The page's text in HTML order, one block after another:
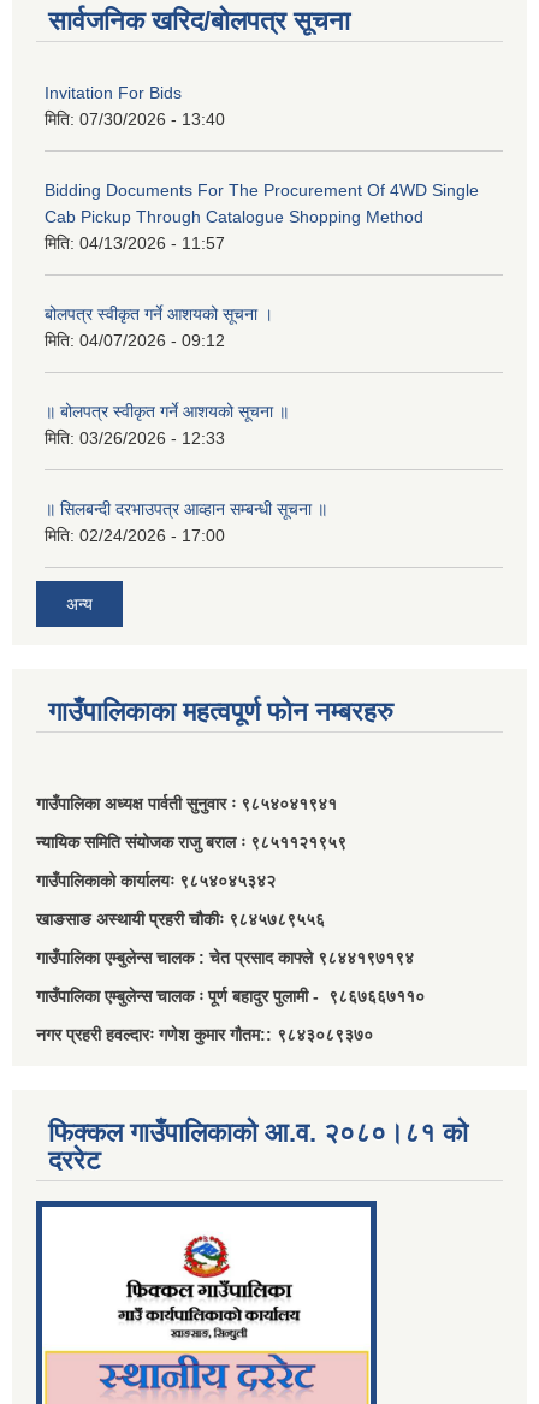
सार्वजनिक खरिद/बोलपत्र सूचना
Invitation For Bids
मिति: 07/30/2026 - 13:40
Bidding Documents For The Procurement Of 4WD Single
Cab Pickup Through Catalogue Shopping Method
मिति: 04/13/2026 - 11:57
बोलपत्र स्वीकृत गर्ने आशयको सूचना ।
मिति: 04/07/2026 - 09:12
॥ बोलपत्र स्वीकृत गर्ने आशयको सूचना ॥
मिति: 03/26/2026 - 12:33
॥ सिलबन्दी दरभाउपत्र आव्हान सम्बन्धी सूचना ॥
मिति: 02/24/2026 - 17:00
अन्य
गाउँपालिकाका महत्वपूर्ण फोन नम्बरहरु
गाउँपालिका अध्यक्ष पार्वती सुनुवार ः ९८५४०४१९४१
न्यायिक समिति संयोजक राजु बराल ः ९८५११२१९५९
गाउँपालिकाको कार्यालयः ९८५४०४५३४२
खाङसाङ अस्थायी प्रहरी चौकीः ९८४५७८९५५६
गाउँपालिका एम्बुलेन्स चालक : चेत प्रसाद काफ्ले ९८४४१९७१९४
गाउँपालिका एम्बुलेन्स चालक ः पूर्ण बहादुर पुलामी - ९८६७६६७११०
नगर प्रहरी हवल्दारः गणेश कुमार गौतम:: ९८४३०८९३७०
फिक्कल गाउँपालिकाको आ.व. २०८०।८१ को
दररेट